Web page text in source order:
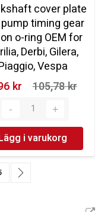
cover plate
timing gear
o-ring OEM for
Derbi, Gilera,
Vespa
kr‎
105,78 kr‎
i varukorg